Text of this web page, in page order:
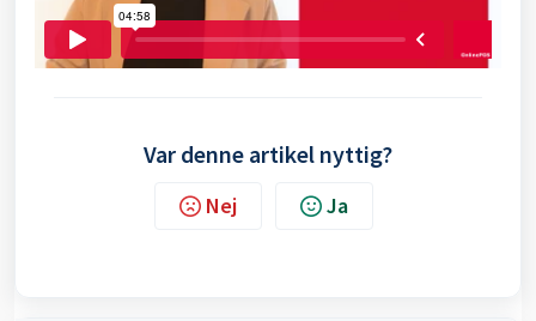
Var denne artikel nyttig?
Nej Ja